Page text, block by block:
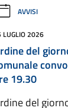
AVVISI
LUGLIO 2026
del
19.30
del